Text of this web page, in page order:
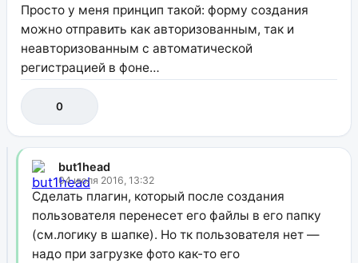
Просто у меня принцип такой: форму создания
можно отправить как авторизованным, так и
неавторизованным с автоматической
регистрацией в фоне…
0
but1head
04 июля 2016, 13:32
Сделать плагин, который после создания
пользователя перенесет его файлы в его папку
(см.логику в шапке). Но тк пользователя нет —
надо при загрузке фото как-то его